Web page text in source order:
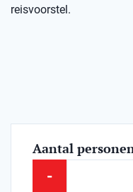
reisvoorstel.
Aantal
-